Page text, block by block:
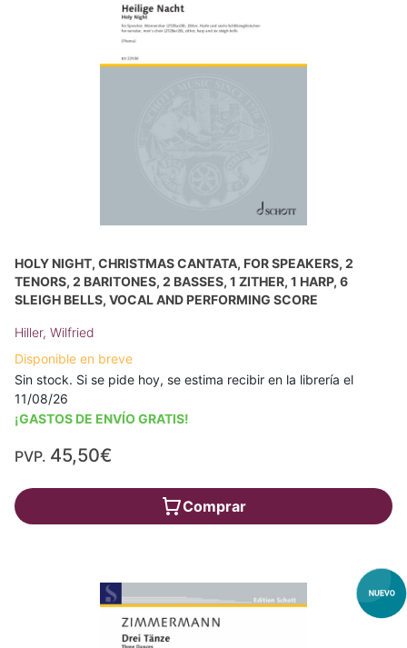
HOLY NIGHT, CHRISTMAS CANTATA, FOR SPEAKERS, 2
TENORS, 2 BARITONES, 2 BASSES, 1 ZITHER, 1 HARP, 6
SLEIGH BELLS, VOCAL AND PERFORMING SCORE
Hiller, Wilfried
Disponible en breve
Sin stock. Si se pide hoy, se estima recibir en la librería el
11/08/26
¡GASTOS DE ENVÍO GRATIS!
PVP. 45,50€
Comprar